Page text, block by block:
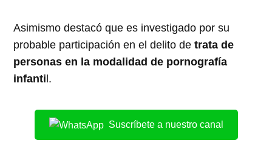
Asimismo destacó que es investigado por su
probable participación en el delito detrata de
personas en la modalidad de pornografía
infantil.
Suscríbete a nuestro canal